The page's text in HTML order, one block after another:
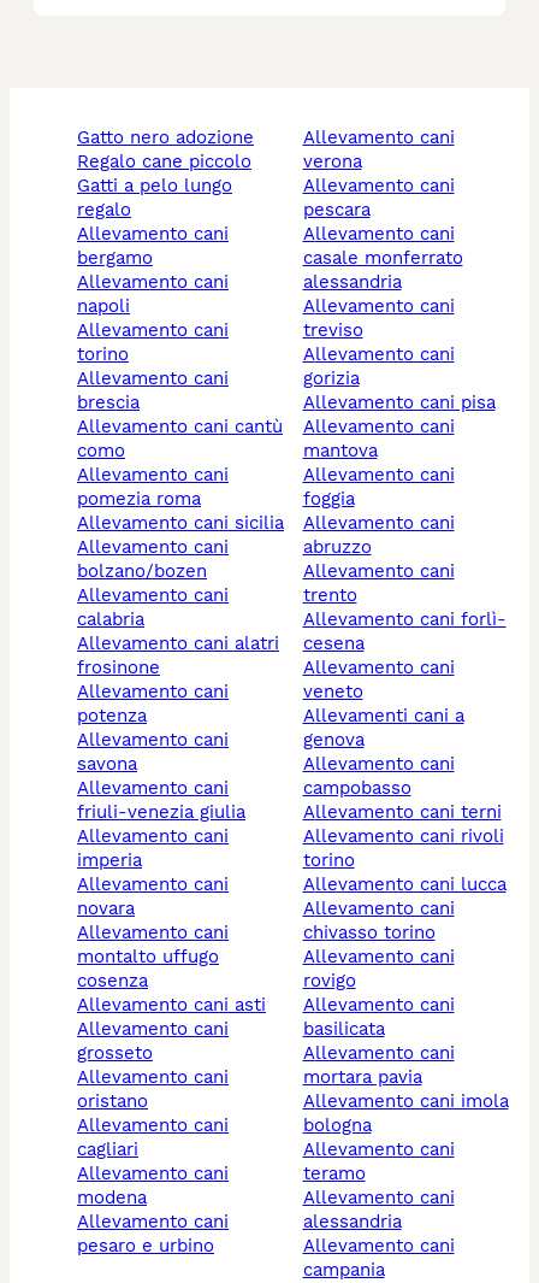
gatto nero adozione
regalo cane piccolo
gatti a pelo lungo
regalo
allevamento cani
bergamo
allevamento cani
napoli
allevamento cani
torino
allevamento cani
brescia
allevamento cani cantù
como
allevamento cani
pomezia roma
allevamento cani sicilia
allevamento cani
bolzano/bozen
allevamento cani
calabria
allevamento cani alatri
frosinone
allevamento cani
potenza
allevamento cani
savona
allevamento cani
friuli-venezia giulia
allevamento cani
imperia
allevamento cani
novara
allevamento cani
montalto uffugo
cosenza
allevamento cani asti
allevamento cani
grosseto
allevamento cani
oristano
allevamento cani
cagliari
allevamento cani
modena
allevamento cani
pesaro e urbino
allevamento cani
verona
allevamento cani
pescara
allevamento cani
casale monferrato
alessandria
allevamento cani
treviso
allevamento cani
gorizia
allevamento cani pisa
allevamento cani
mantova
allevamento cani
foggia
allevamento cani
abruzzo
allevamento cani
trento
allevamento cani forlì-
cesena
allevamento cani
veneto
allevamenti cani a
genova
allevamento cani
campobasso
allevamento cani terni
allevamento cani rivoli
torino
allevamento cani lucca
allevamento cani
chivasso torino
allevamento cani
rovigo
allevamento cani
basilicata
allevamento cani
mortara pavia
allevamento cani imola
bologna
allevamento cani
teramo
allevamento cani
alessandria
allevamento cani
campania